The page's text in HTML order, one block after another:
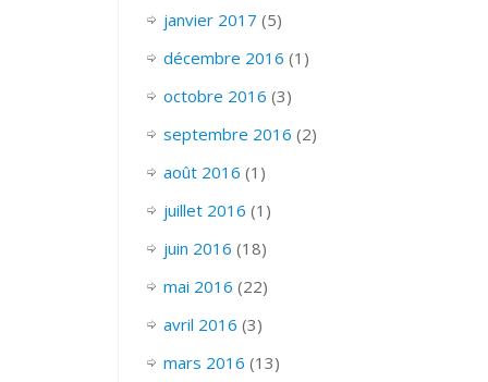
janvier 2017 (5)
décembre 2016 (1)
octobre 2016 (3)
septembre 2016 (2)
août 2016 (1)
juillet 2016 (1)
juin 2016 (18)
mai 2016 (22)
avril 2016 (3)
mars 2016 (13)